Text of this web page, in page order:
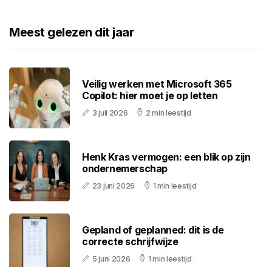
Meest gelezen dit jaar
Veilig werken met Microsoft 365
Copilot: hier moet je op letten
3 juli 2026 2 min leestijd
Henk Kras vermogen: een blik op zijn
ondernemerschap
23 juni 2026 1 min leestijd
Gepland of geplanned: dit is de
correcte schrijfwijze
5 juni 2026 1 min leestijd